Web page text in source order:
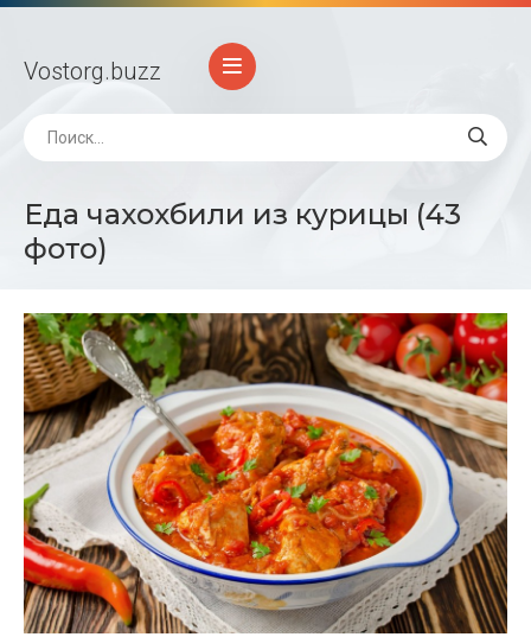
Vostorg.buzz
Еда чахохбили из курицы (43
фото)